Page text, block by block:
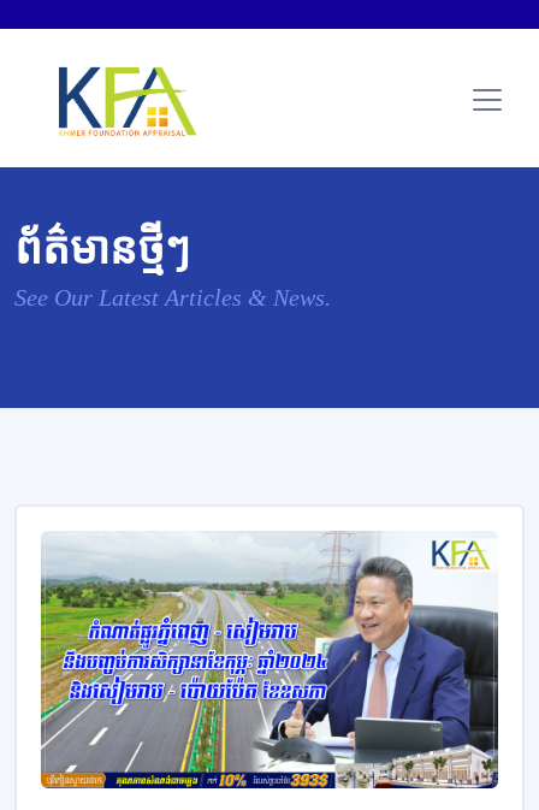
ព័ត៌មានថ្មីៗ
See Our Latest Articles & News.